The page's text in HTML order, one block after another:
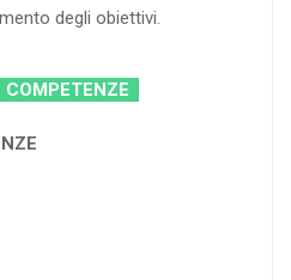
degli obiettivi.